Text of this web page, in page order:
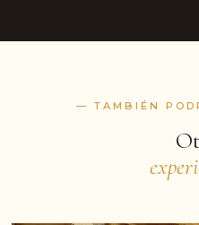
— TAMBIÉN